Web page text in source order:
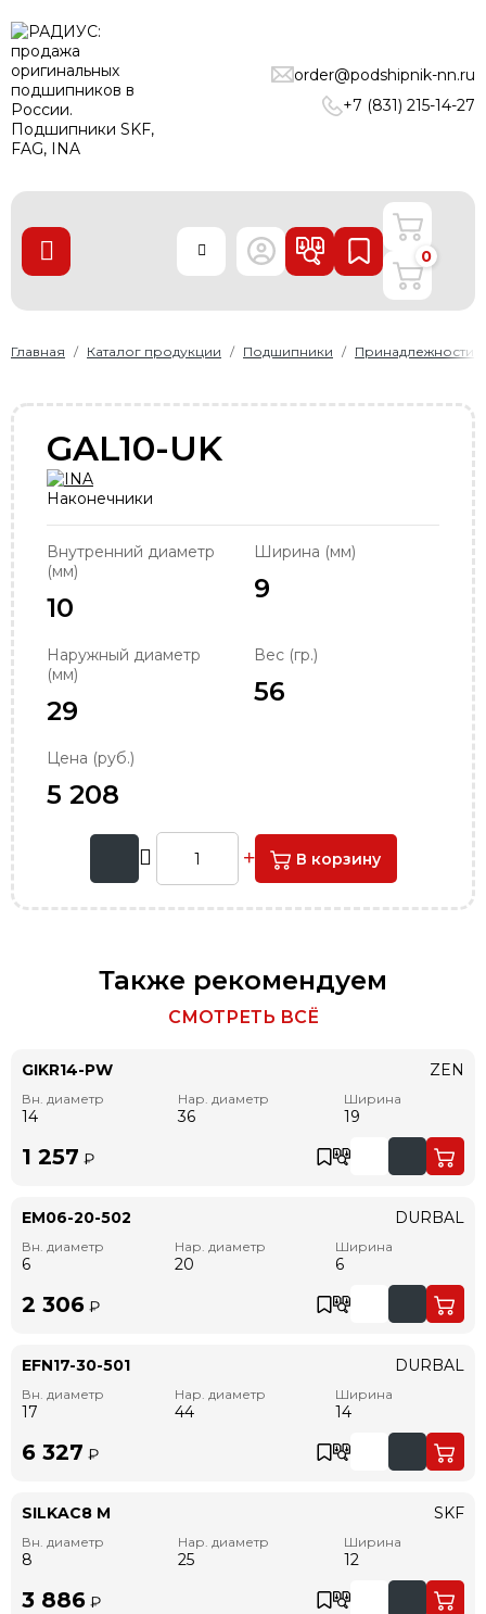
order@podshipnik-nn.ru
+7 (831) 215-14-27
ПОДШИПНИКИ
ЛИНЕЙНЫЕ ТЕХНОЛОГИИ
РЕМНИ
О нас
Доставка и оплата
+7 (831) 215-14-27
order@podshipnik-nn.ru
0
Главная Каталог продукции Подшипники Принадлежности
GAL10-UK
Наконечники
Внутренний диаметр
(мм)
10
Ширина (мм)
9
Наружный диаметр
(мм)
29
Вес (гр.)
56
Цена (руб.)
5 208
В корзину
Также рекомендуем
СМОТРЕТЬ ВСЁ
GIKR14-PW
Вн. диаметр
14
Нар. диаметр
36
Ширина
19
ZEN
1 257 ₽
EM06-20-502
Вн. диаметр
6
Нар. диаметр
20
Ширина
6
DURBAL
2 306 ₽
EFN17-30-501
Вн. диаметр
17
Нар. диаметр
44
Ширина
14
DURBAL
6 327 ₽
SILKAC8 M
Вн. диаметр
8
Нар. диаметр
25
Ширина
12
SKF
3 886 ₽